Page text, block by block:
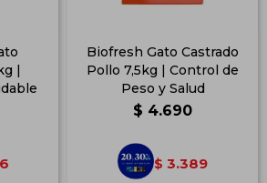
|
Biofresh Gato Castrado
Pollo 7,5kg | Control de
Peso y Salud
$ 4.690
$ 3.389